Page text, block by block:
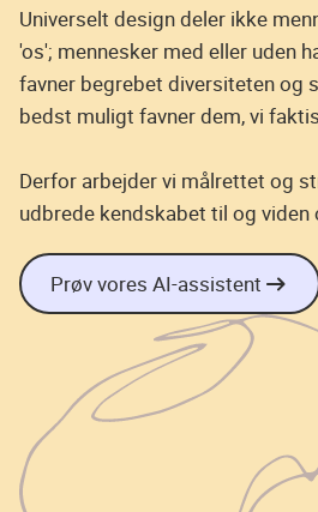
Universelt design deler ikke
'os'; mennesker med eller uden
favner begrebet diversiteten og
bedst muligt favner dem, vi
Derfor arbejder vi målrettet og
udbrede kendskabet til og viden
Prøv vores AI-assistent